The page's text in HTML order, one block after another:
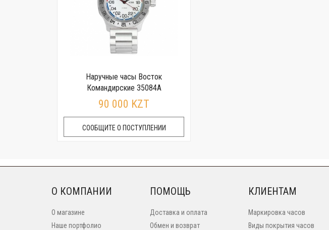
Наручные часы Восток
Командирские 35084А
90 000 KZT
СООБЩИТЕ О ПОСТУПЛЕНИИ
О КОМПАНИИ
О магазине
Наше портфолио
ПОМОЩЬ
Доставка и оплата
Обмен и возврат
КЛИЕНТАМ
Маркировка часов
Виды покрытия часов